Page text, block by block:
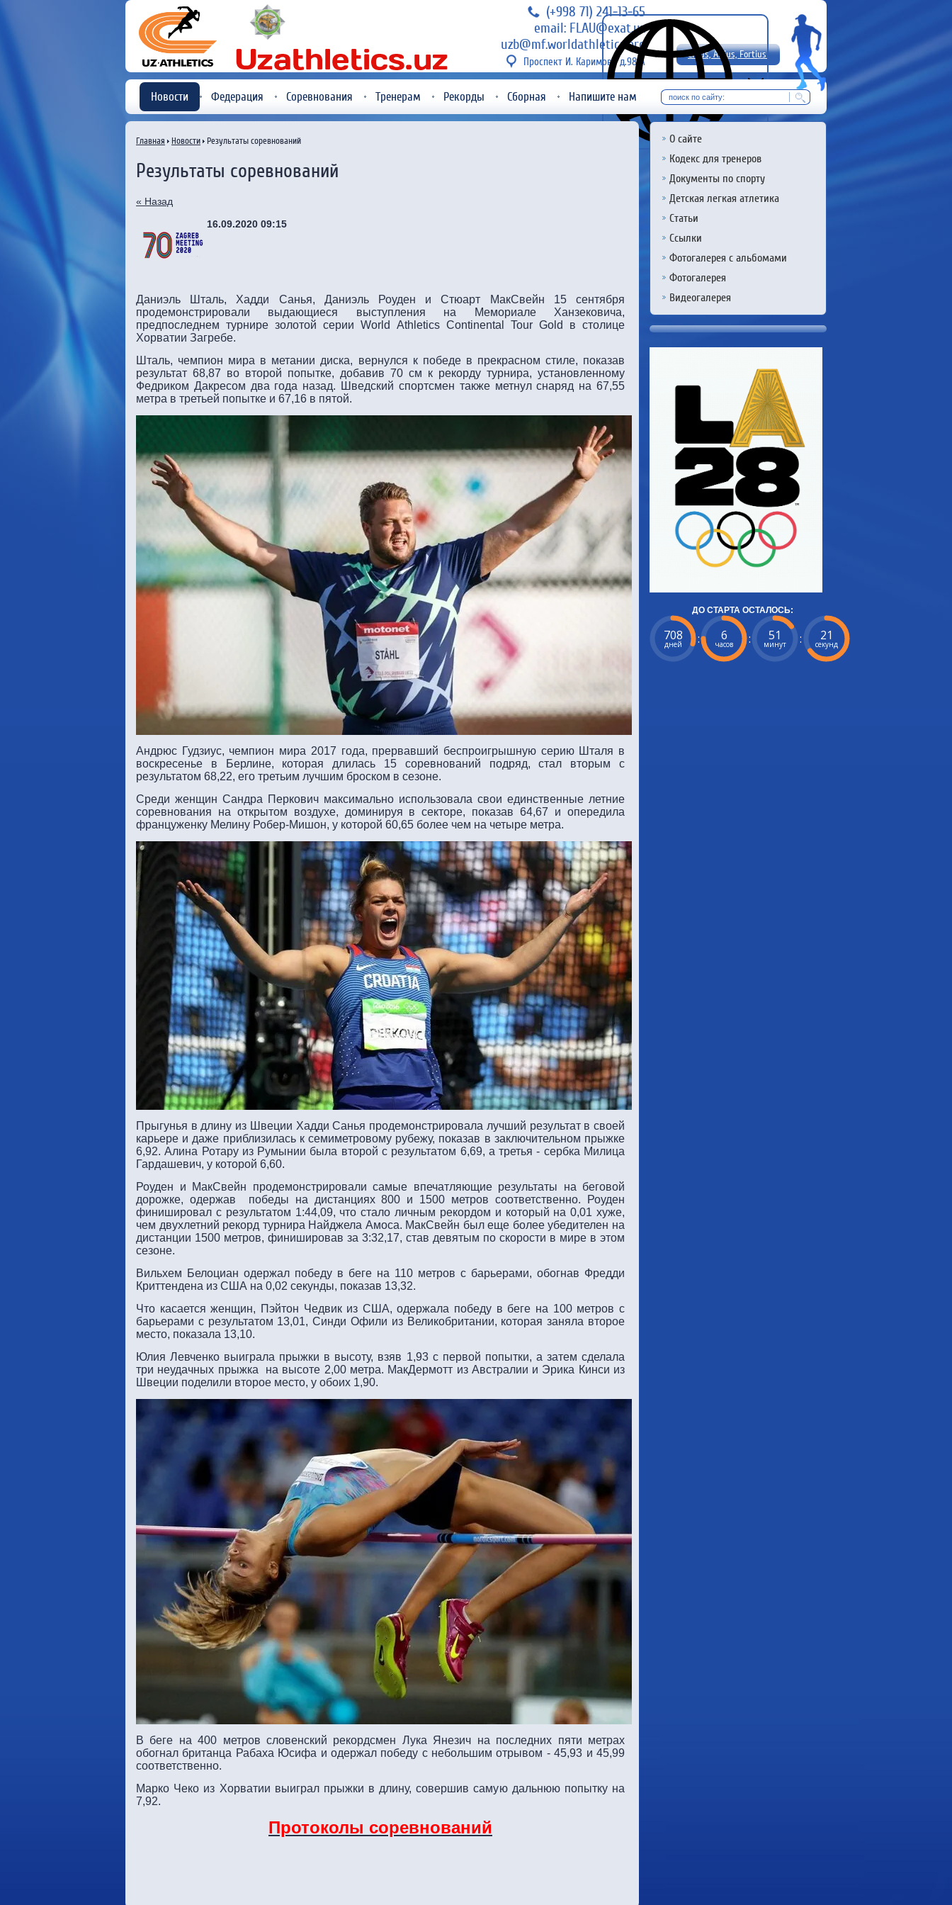
(+998 71) 241-13-65
email: FLAU@exat.uz
uzb@mf.worldathletics.org
Проспект И. Каримова д.98 А
Citius, Altius, Fortius!
RU
Новости Федерация Соревнования Тренерам Рекорды Сборная Напишите нам
О сайте
Кодекс для тренеров
Документы по спорту
Детская легкая атлетика
Статьи
Ссылки
Фотогалерея с альбомами
Фотогалерея
Видеогалерея
ДО СТАРТА ОСТАЛОСЬ:
708
дней : 6
часов : 51
минут : 20
секунд
Главная Новости Результаты соревнований
Результаты соревнований
« Назад
16.09.2020 09:15
Даниэль Шталь, Хадди Санья, Даниэль Роуден и Стюарт МакСвейн 15 сентября
продемонстрировали выдающиеся выступления на Мемориале Ханзековича,
предпоследнем турнире золотой серии World Athletics Continental Tour Gold в столице
Хорватии Загребе.
Шталь, чемпион мира в метании диска, вернулся к победе в прекрасном стиле, показав
результат 68,87 во второй попытке, добавив 70 см к рекорду турнира, установленному
Федриком Дакресом два года назад. Шведский спортсмен также метнул снаряд на 67,55
метра в третьей попытке и 67,16 в пятой.
Андрюс Гудзиус, чемпион мира 2017 года, прервавший беспроигрышную серию Шталя в
воскресенье в Берлине, которая длилась 15 соревнований подряд, стал вторым с
результатом 68,22, его третьим лучшим броском в сезоне.
Среди женщин Сандра Перкович максимально использовала свои единственные летние
соревнования на открытом воздухе, доминируя в секторе, показав 64,67 и опередила
француженку Мелину Робер-Мишон, у которой 60,65 более чем на четыре метра.
Прыгунья в длину из Швеции Хадди Санья продемонстрировала лучший результат в своей
карьере и даже приблизилась к семиметровому рубежу, показав в заключительном прыжке
6,92. Алина Ротару из Румынии была второй с результатом 6,69, а третья - сербка Милица
Гардашевич, у которой 6,60.
Роуден и МакСвейн продемонстрировали самые впечатляющие результаты на беговой
дорожке, одержав победы на дистанциях 800 и 1500 метров соответственно. Роуден
финишировал с результатом 1:44,09, что стало личным рекордом и который на 0,01 хуже,
чем двухлетний рекорд турнира Найджела Амоса. МакСвейн был еще более убедителен на
дистанции 1500 метров, финишировав за 3:32,17, став девятым по скорости в мире в этом
сезоне.
Вильхем Белоциан одержал победу в беге на 110 метров с барьерами, обогнав Фредди
Криттендена из США на 0,02 секунды, показав 13,32.
Что касается женщин, Пэйтон Чедвик из США, одержала победу в беге на 100 метров с
барьерами с результатом 13,01, Синди Офили из Великобритании, которая заняла второе
место, показала 13,10.
Юлия Левченко выиграла прыжки в высоту, взяв 1,93 с первой попытки, а затем сделала
три неудачных прыжка на высоте 2,00 метра. МакДермотт из Австралии и Эрика Кинси из
Швеции поделили второе место, у обоих 1,90.
В беге на 400 метров словенский рекордсмен Лука Янезич на последних пяти метрах
обогнал британца Рабаха Юсифа и одержал победу с небольшим отрывом - 45,93 и 45,99
соответственно.
Марко Чеко из Хорватии выиграл прыжки в длину, совершив самую дальнюю попытку на
7,92.
Протоколы соревнований